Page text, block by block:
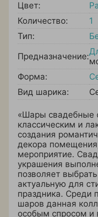
Цвет:
Количество:
1
Тип:
Предназначение:
Форма:
Вид шарика:
«Шары свадебные
классическим и
создания
декора
мероприятие.
украшения
позволяет
актуальную для
праздника. Среди
шаров данная
особым спросом и